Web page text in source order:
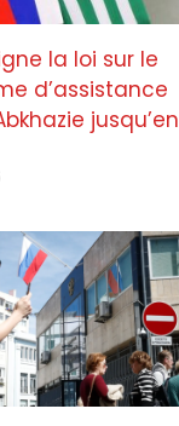
la loi sur le
d’assistance
jusqu’en